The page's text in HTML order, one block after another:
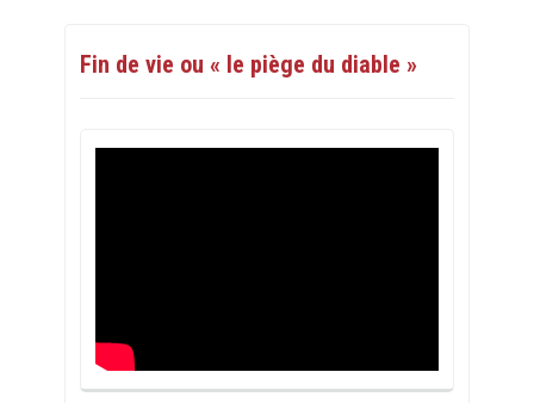
Fin de vie ou « le piège du diable »